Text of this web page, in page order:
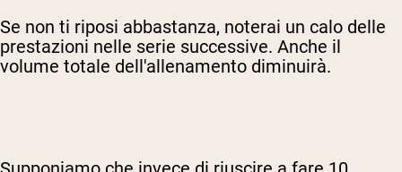
Se non ti riposi abbastanza, noterai un calo delle
prestazioni nelle serie successive. Anche il
volume totale dell'allenamento diminuirà.